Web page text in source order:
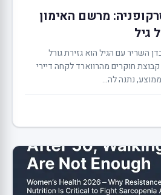
מרשם האימון
גיל
השריר עם הגיל הוא גזירת גורל
ביולוגית. הוא לא. ב-1990 קבוצת חוקרים מהרווארד לקחה דיירי